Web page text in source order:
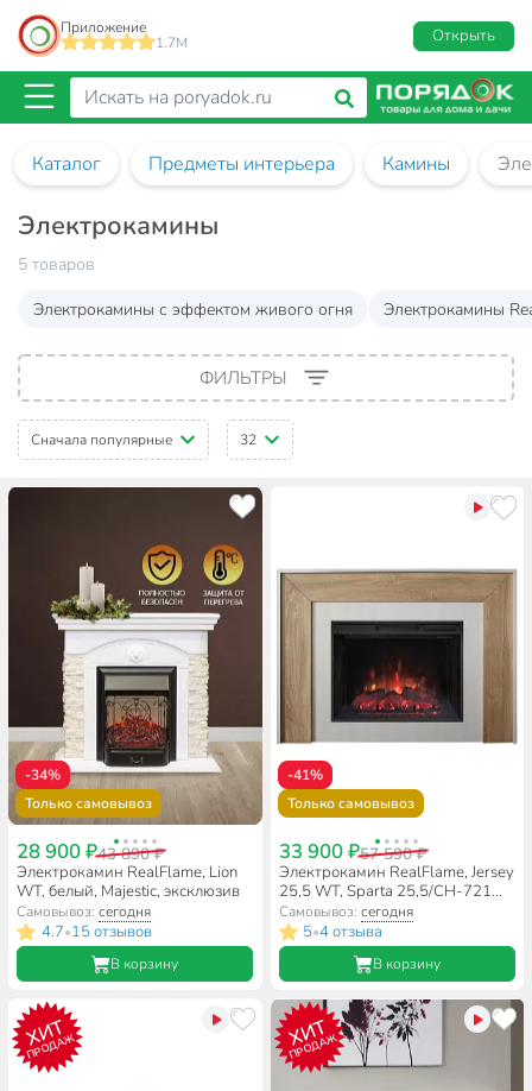
Приложение
1.7M
Открыть
Каталог Предметы интерьера Камины
Электрокамины
5 товаров
Электрокамины с эффектом живого огня
Электрокамины
ФИЛЬТРЫ
Сначала популярные 32
-34%
Только самовывоз
28 900 ₽43 890 ₽
Электрокамин RealFlame, Lion
WT, белый, Majestic, эксклюзив
Самовывоз:сегодня
4.7•15 отзывов
В корзину
-41%
Только самовывоз
33 900 ₽57 590 ₽
Электрокамин RealFlame, Jersey
25,5 WT, Sparta 25,5/СH-721
LED NEW
Самовывоз: сегодня
5•4 отзыва
В корзину
ХИТ
ПРОДАЖ ХИТ
ПРОДАЖ